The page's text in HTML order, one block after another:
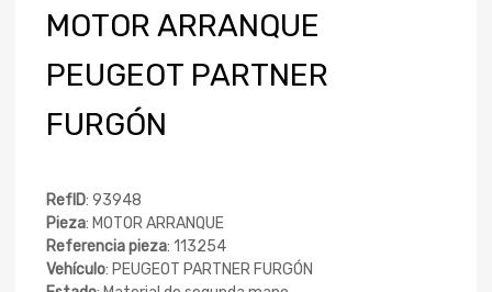
MOTOR ARRANQUE
PEUGEOT PARTNER
FURGÓN
RefID: 93948
Pieza: MOTOR ARRANQUE
Referencia pieza: 113254
Vehículo: PEUGEOT PARTNER FURGÓN